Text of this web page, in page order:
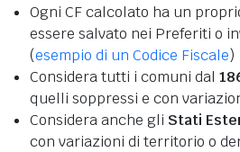
Ogni CF calcolato ha un
essere salvato nei Preferiti o
(esempio di un Codice Fiscale)
Considera tutti i comuni dal
quelli soppressi e con
Considera anche gli Stati
con variazioni di territorio o